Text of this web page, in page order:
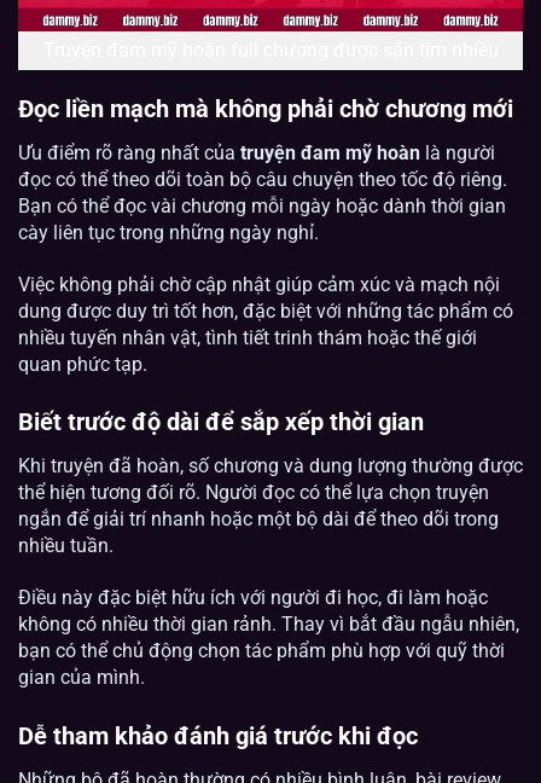
Đọc liền mạch mà không phải chờ chương mới
Ưu điểm rõ ràng nhất của truyện đam mỹ hoàn là người
đọc có thể theo dõi toàn bộ câu chuyện theo tốc độ riêng.
Bạn có thể đọc vài chương mỗi ngày hoặc dành thời gian
cày liên tục trong những ngày nghỉ.
Việc không phải chờ cập nhật giúp cảm xúc và mạch nội
dung được duy trì tốt hơn, đặc biệt với những tác phẩm có
nhiều tuyến nhân vật, tình tiết trinh thám hoặc thế giới
quan phức tạp.
Biết trước độ dài để sắp xếp thời gian
Khi truyện đã hoàn, số chương và dung lượng thường được
thể hiện tương đối rõ. Người đọc có thể lựa chọn truyện
ngắn để giải trí nhanh hoặc một bộ dài để theo dõi trong
nhiều tuần.
Điều này đặc biệt hữu ích với người đi học, đi làm hoặc
không có nhiều thời gian rảnh. Thay vì bắt đầu ngẫu nhiên,
bạn có thể chủ động chọn tác phẩm phù hợp với quỹ thời
gian của mình.
Dễ tham khảo đánh giá trước khi đọc